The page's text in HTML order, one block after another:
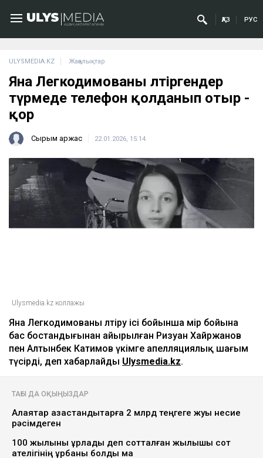
ҚАЗ РУС
ULYSMEDIA.KZ Жаңалықтар
Яна Легкодимованы өлтіргендер
түрмеде телефон қолданып отыр -
қор
Сырым Қаржас 22.01.2026, 15:14
Ulysmedia.kz коллажы
Яна Легкодимованы өлтіру ісі бойынша өмір бойына
бас бостандығынан айырылған Ризуан Хайржанов
пен Алтынбек Катимов үкімге апелляциялық шағым
түсірді, деп хабарлайды Ulysmedia.kz.
ТАҒЫ ДА ОҚЫҢЫЗДАР
Алаяқтар қазақстандықтарға 2 млрд теңгеге жуық несие
рәсімдеген
100 жылқыны ұрлады деп сотталған жылқышы сот
қателігінің құрбаны болды ма